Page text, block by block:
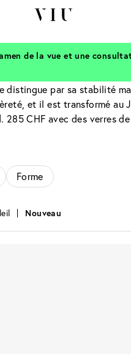
distingue par sa stabilité
et il est transformé au
285 CHF avec des verres
Forme
Nouveau
de la vue et une